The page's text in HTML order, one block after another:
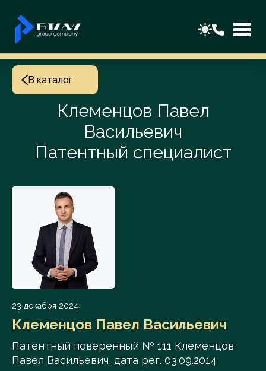
В каталог
Клеменцов Павел
Васильевич
Патентный специалист
23 декабря 2024
Клеменцов Павел Васильевич
Патентный поверенный № 111 Клеменцов
Павел Васильевич, дата рег. 03.09.2014